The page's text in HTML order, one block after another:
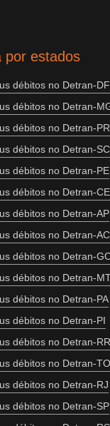
por estados
débitos no Detran-DF
débitos no Detran-
débitos no Detran-PR
débitos no Detran-SC
débitos no Detran-PE
débitos no Detran-CE
débitos no Detran-AP
débitos no Detran-AC
débitos no Detran-
débitos no Detran-
débitos no Detran-PA
débitos no Detran-PI
débitos no Detran-RR
débitos no Detran-TO
débitos no Detran-RJ
débitos no Detran-SP